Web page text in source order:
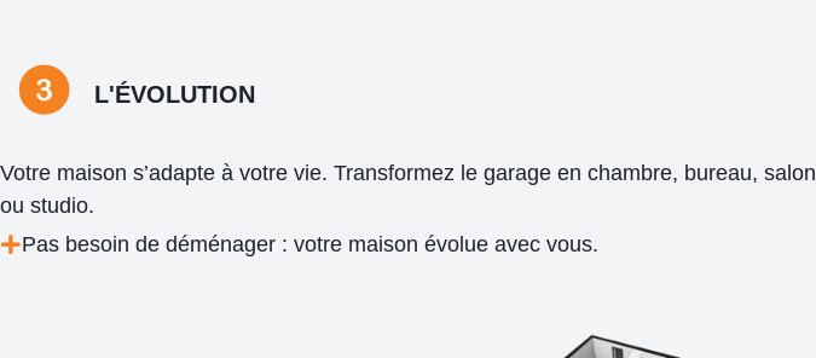
L'ÉVOLUTION
Votre maison s’adapte à votre vie. Transformez le garage en chambre, bureau, salon
ou studio.
Pas besoin de déménager : votre maison évolue avec vous.